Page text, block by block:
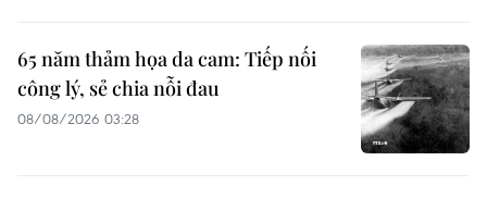
65 năm thảm họa da cam: Tiếp nối
công lý, sẻ chia nỗi đau
08/08/2026 03:28